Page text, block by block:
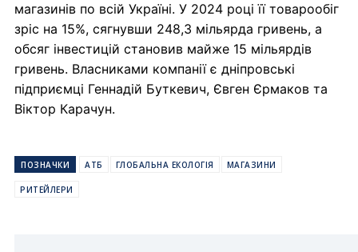
магазинів по всій Україні. У 2024 році її товарообіг
зріс на 15%, сягнувши 248,3 мільярда гривень, а
обсяг інвестицій становив майже 15 мільярдів
гривень. Власниками компанії є дніпровські
підприємці Геннадій Буткевич, Євген Єрмаков та
Віктор Карачун.
ПОЗНАЧКИ АТБ ГЛОБАЛЬНА ЕКОЛОГІЯ МАГАЗИНИ
РИТЕЙЛЕРИ